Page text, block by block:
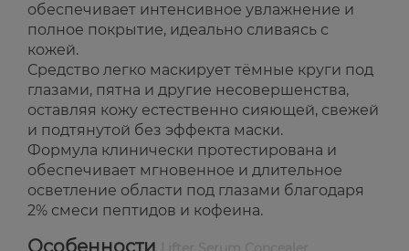
обеспечивает интенсивное увлажнение и
полное покрытие, идеально сливаясь с
кожей.
Средство легко маскирует тёмные круги под
глазами, пятна и другие несовершенства,
оставляя кожу естественно сияющей, свежей
и подтянутой без эффекта маски.
Формула клинически протестирована и
обеспечивает мгновенное и длительное
осветление области под глазами благодаря
2% смеси пептидов и кофеина.